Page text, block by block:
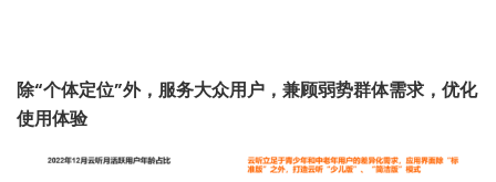
除“个体定位”外，服务大众用户，兼顾弱势群体需求，优化
使用体验